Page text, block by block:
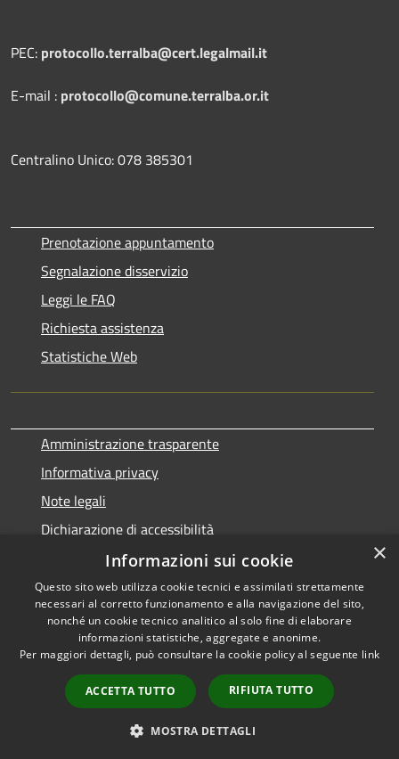
PEC: protocollo.terralba@cert.legalmail.it
E-mail : protocollo@comune.terralba.or.it
Centralino Unico: 078 385301
Prenotazione appuntamento
Segnalazione disservizio
Leggi le FAQ
Richiesta assistenza
Statistiche Web
Amministrazione trasparente
Informativa privacy
Note legali
Dichiarazione di accessibilità
Accessibilità
Privacy
Mappa del sito
Copyright © 2026 • Comune di
Terralba • Powered by
Municipium•Accesso
redazione
×
Informazioni sui cookie
Questo sito web utilizza cookie tecnici e assimilati strettamente
necessari al corretto funzionamento e alla navigazione del sito,
nonché un cookie tecnico analitico al solo fine di elaborare
informazioni statistiche, aggregate e anonime.
Per maggiori dettagli, può consultare la cookie policy al seguente link
ACCETTA TUTTO RIFIUTA TUTTO
MOSTRA DETTAGLI